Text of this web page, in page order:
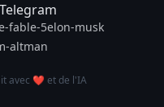
Telegram
fable-5elon-musk
altman
avec ❤️ et de l'IA